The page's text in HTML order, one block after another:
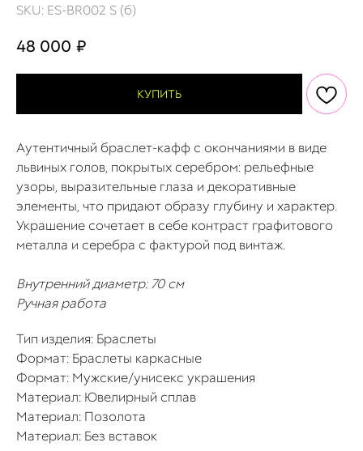
SKU: ES-BR002 S (б)
48 000 ₽
КУПИТЬ
Аутентичный браслет-кафф с окончаниями в виде
львиных голов, покрытых серебром: рельефные
узоры, выразительные глаза и декоративные
элементы, что придают образу глубину и характер.
Украшение сочетает в себе контраст графитового
металла и серебра с фактурой под винтаж.
Внутренний диаметр: 70 см
Ручная работа
Тип изделия: Браслеты
Формат: Браслеты каркасные
Формат: Мужские/унисекс украшения
Материал: Ювелирный сплав
Материал: Позолота
Материал: Без вставок